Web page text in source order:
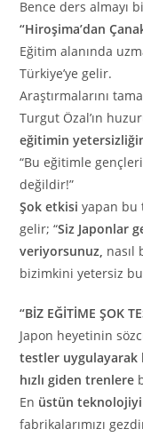
Bence ders almayı
“Hiroşima’dan
Eğitim alanında
Türkiye’ye gelir.
Araştırmalarını
Turgut Özal’ın
eğitimin
“Bu eğitimle
değildir!”
Şok etkisi yapan bu
gelir; “Siz Japonlar
veriyorsunuz, nasıl
bizimkini yetersiz
“BİZ EĞİTİME ŞOK
Japon heyetinin
testler uygulayarak
hızlı giden trenlere
En üstün teknolojiyi
fabrikalarımızı